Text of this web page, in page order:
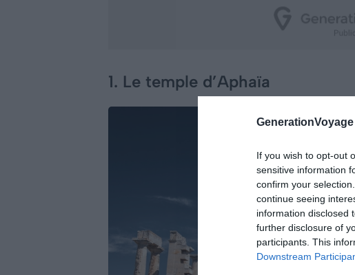
GenerationVoyage
If you wish to opt-out
sensitive information
confirm your
continue seeing
information disclosed
further disclosure of
participants. This
Downstream
1. Le temple d’Aphaïa